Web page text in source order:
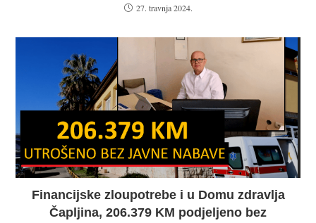
27. travnja 2024.
Financijske zloupotrebe i u Domu zdravlja
Čapljina, 206.379 KM podjeljeno bez